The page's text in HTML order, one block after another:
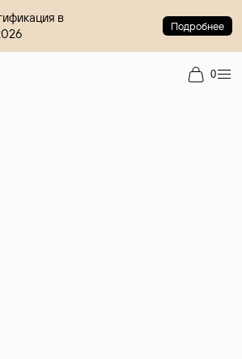
в
Подробнее
0